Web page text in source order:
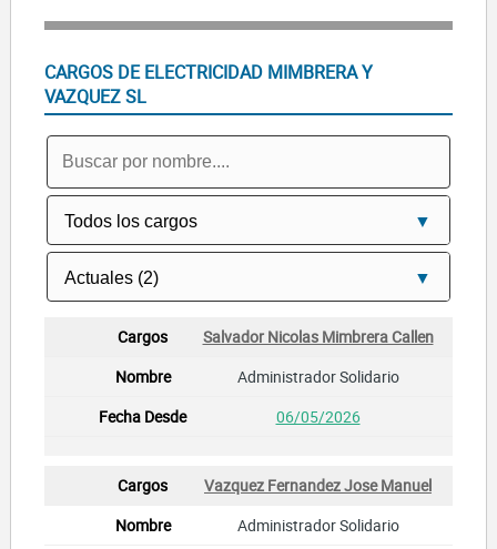
CARGOS DE ELECTRICIDAD MIMBRERA Y
VAZQUEZ SL
Salvador Nicolas Mimbrera Callen
Administrador Solidario
06/05/2026
Vazquez Fernandez Jose Manuel
Administrador Solidario